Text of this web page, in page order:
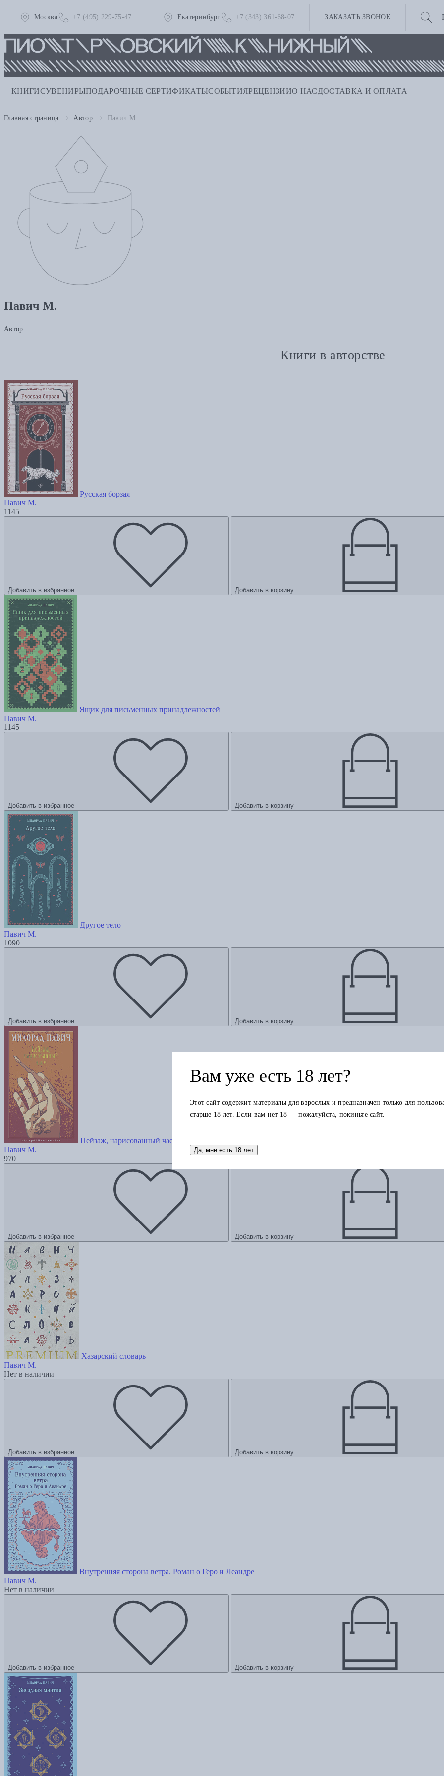
Москва +7 (495) 229-75-47 Екатеринбург +7 (343) 361-68-07 ЗАКАЗАТЬ ЗВОНОК
КНИГИСУВЕНИРЫПОДАРОЧНЫЕ СЕРТИФИКАТЫСОБЫТИЯРЕЦЕНЗИИО НАС ДОСТАВКА И ОПЛАТА
Главная страница Автор Павич М.
Павич М.
Автор
Книги в авторстве
Русская борзая
Павич М.
1145
Добавить в избранное Добавить в корзину
Ящик для письменных принадлежностей
Павич М.
1145
Добавить в избранное Добавить в корзину
Другое тело
Павич М.
1090
Добавить в избранное Добавить в корзину
Пейзаж, нарисованный чаем
Павич М.
970
Добавить в избранное Добавить в корзину
Хазарский словарь
Павич М.
Нет в наличии
Добавить в избранное Добавить в корзину
Внутренняя сторона ветра. Роман о Геро и Леандре
Павич М.
Нет в наличии
Добавить в избранное Добавить в корзину
Вам уже есть 18 лет?
Этот сайт содержит материалы для взрослых и предназначен только для
старше 18 лет. Если вам нет 18 — пожалуйста, покиньте сайт.
Да, мне есть 18 лет